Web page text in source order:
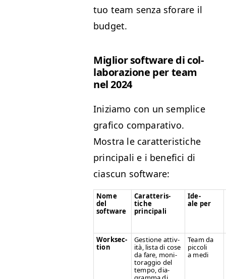
tuo team sen­za sforare il
budget.
Miglior soft­ware di col­
lab­o­razione per team
nel 2024
Iniziamo con un sem­plice
grafi­co com­par­a­ti­vo.
Mostra le carat­ter­is­tiche
prin­ci­pali e i ben­efi­ci di
cias­cun software:
Nome
del
software
Carat­ter­is­
tiche
principali
Ide­
ale per
Work­sec­
tion
Ges­tione attiv­
ità, lista di cose
da fare, mon­i­
tor­ag­gio del
tem­po, dia­
Team da
pic­coli
a medi